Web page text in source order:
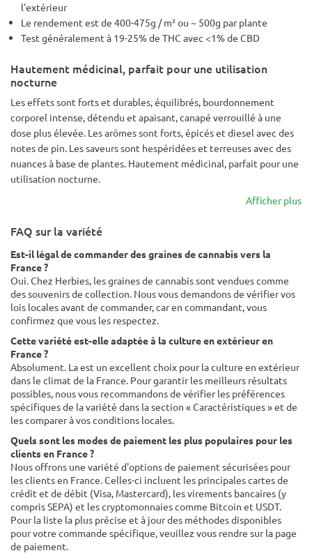
l'extérieur
Le rendement est de 400-475g / m² ou ~ 500g par plante
Test généralement à 19-25% de THC avec <1% de CBD
Hautement médicinal, parfait pour une utilisation
nocturne
Les effets sont forts et durables, équilibrés, bourdonnement
corporel intense, détendu et apaisant, canapé verrouillé à une
dose plus élevée. Les arômes sont forts, épicés et diesel avec des
notes de pin. Les saveurs sont hespéridées et terreuses avec des
nuances à base de plantes. Hautement médicinal, parfait pour une
utilisation nocturne.
Afficher plus
FAQ sur la variété
Est-il légal de commander des graines de cannabis vers la
France ?
Oui. Chez Herbies, les graines de cannabis sont vendues comme
des souvenirs de collection. Nous vous demandons de vérifier vos
lois locales avant de commander, car en commandant, vous
confirmez que vous les respectez.
Cette variété est-elle adaptée à la culture en extérieur en
France ?
Absolument. La est un excellent choix pour la culture en extérieur
dans le climat de la France. Pour garantir les meilleurs résultats
possibles, nous vous recommandons de vérifier les préférences
spécifiques de la variété dans la section « Caractéristiques » et de
les comparer à vos conditions locales.
Quels sont les modes de paiement les plus populaires pour les
clients en France ?
Nous offrons une variété d'options de paiement sécurisées pour
les clients en France. Celles-ci incluent les principales cartes de
crédit et de débit (Visa, Mastercard), les virements bancaires (y
compris SEPA) et les cryptomonnaies comme Bitcoin et USDT.
Pour la liste la plus précise et à jour des méthodes disponibles
pour votre commande spécifique, veuillez vous rendre sur la page
de paiement.